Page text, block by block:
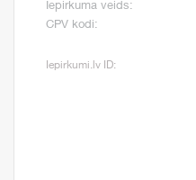
Iepirkuma veids:
CPV kodi:
Iepirkumi.lv ID: